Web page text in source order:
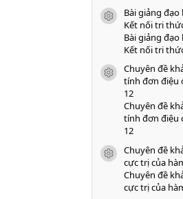
icon tài liệu
Bài giảng đạo
Kết nối tri
Bài giảng đạo
Kết nối tri
icon tài liệu
Chuyên đề
tính đơn điệu
12
Chuyên đề
tính đơn điệu
12
icon tài liệu
Chuyên đề
cực trị của
Chuyên đề
cực trị của